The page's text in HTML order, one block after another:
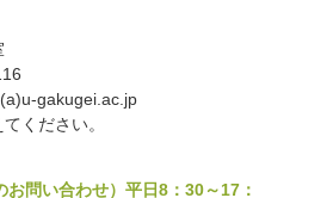
室
gakugei.ac.jp
ださい。
問い合わせ）平日8：30～17：